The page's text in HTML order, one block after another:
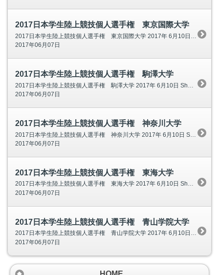
2017日本学生陸上競技個人選手権 東京国際大学
2017年06月07日
2017日本学生陸上競技個人選手権 駒澤大学
2017年06月07日
2017日本学生陸上競技個人選手権 神奈川大学
2017年06月07日
2017日本学生陸上競技個人選手権 東海大学
2017日本学生陸上競技個人選手権 東海大学 2017年 6月10日 Shonan BMWスタジアム平塚 翌週、全日本大学駅伝の予選会を控える東海大学。 ３年生の三上選手と補欠登録の川端選手、國行選手以外は、 5000ｍにもエントリ
2017年06月07日
2017日本学生陸上競技個人選手権 青山学院大学
2017日本学生陸上競技個人選手権 青山学院大学 2017年 6月10日 Shonan BMWスタジアム平塚 資格記録で１３分台が１０名。 選手層の厚さは、今年も継続。 東海大学との一騎打ちに期待。 男子5000ｍ
2017年06月07日